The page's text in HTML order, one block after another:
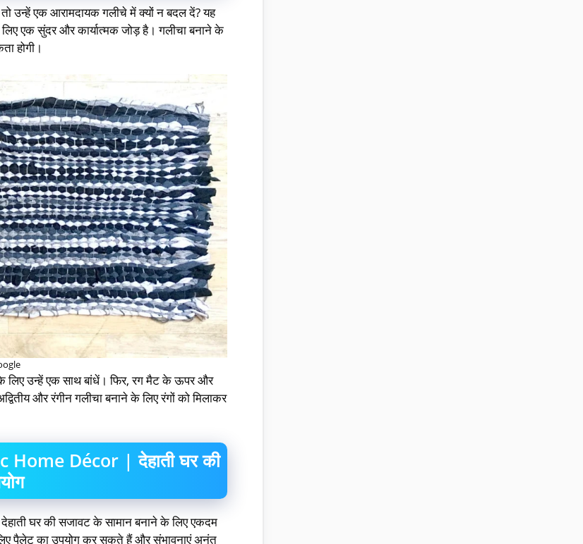
उन्हें एक आरामदायक गलीचे में क्यों न बदल दें? यह
एक सुंदर और कार्यात्मक जोड़ है। गलीचा बनाने के
होगी।
लिए उन्हें एक साथ बांधें। फिर, रग मैट के ऊपर और
और रंगीन गलीचा बनाने के लिए रंगों को मिलाकर
Décor | देहाती घर की
घर की सजावट के सामान बनाने के लिए एकदम
पैलेट का उपयोग कर सकते हैं और संभावनाएं अनंत